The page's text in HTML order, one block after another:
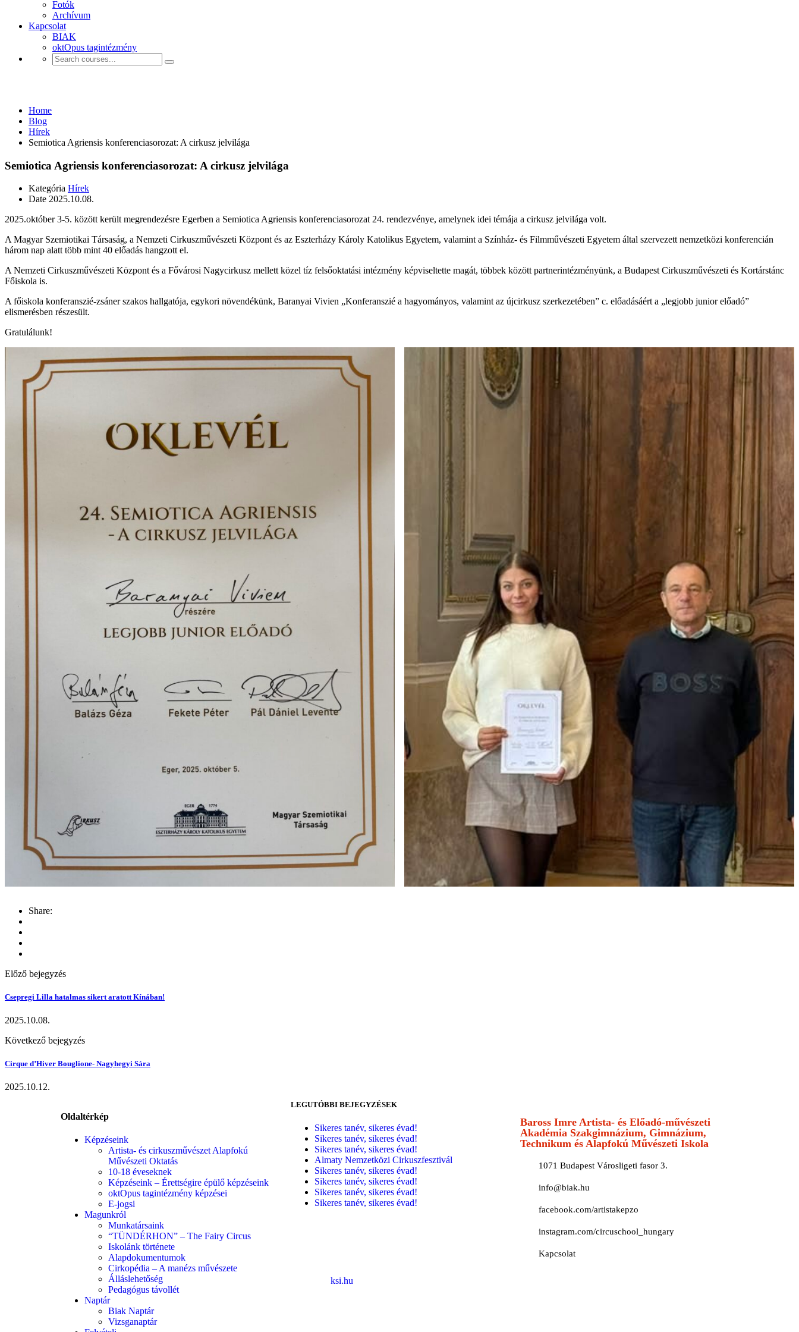
Fotók
Archívum
Kapcsolat
BIAK
oktOpus tagintézmény
Home
Blog
Hírek
Semiotica Agriensis konferenciasorozat: A cirkusz jelvilága
Semiotica Agriensis konferenciasorozat: A cirkusz jelvilága
Kategória Hírek
Date 2025.10.08.
2025.október 3-5. között került megrendezésre Egerben a Semiotica Agriensis konferenciasorozat 24. rendezvénye, amelynek idei témája a cirkusz jelvilága volt.
A Magyar Szemiotikai Társaság, a Nemzeti Cirkuszművészeti Központ és az Eszterházy Károly Katolikus Egyetem, valamint a Színház- és Filmművészeti Egyetem által szervezett nemzetközi konferencián
három nap alatt több mint 40 előadás hangzott el.
A Nemzeti Cirkuszművészeti Központ és a Fővárosi Nagycirkusz mellett közel tíz felsőoktatási intézmény képviseltette magát, többek között partnerintézményünk, a Budapest Cirkuszművészeti és Kortárstánc
Főiskola is.
A főiskola konferanszié-zsáner szakos hallgatója, egykori növendékünk, Baranyai Vivien „Konferanszié a hagyományos, valamint az újcirkusz szerkezetében” c. előadásáért a „legjobb junior előadó”
elismerésben részesült.
Gratulálunk!
Share:
Előző bejegyzés
Csepregi Lilla hatalmas sikert aratott Kínában!
2025.10.08.
Következő bejegyzés
Cirque d’Hiver Bouglione- Nagyhegyi Sára
2025.10.12.
Oldaltérkép
Képzéseink
Artista- és cirkuszművészet Alapfokú
Művészeti Oktatás
10-18 éveseknek
Képzéseink – Érettségire épülő képzéseink
oktOpus tagintézmény képzései
E-jogsi
Magunkról
Munkatársaink
“TÜNDÉRHON” – The Fairy Circus
Iskolánk története
Alapdokumentumok
Cirkopédia – A manézs művészete
Álláslehetőség
Pedagógus távollét
Naptár
Biak Naptár
Vizsganaptár
LEGUTÓBBI BEJEGYZÉSEK
Sikeres tanév, sikeres évad!
Sikeres tanév, sikeres évad!
Sikeres tanév, sikeres évad!
Almaty Nemzetközi Cirkuszfesztivál
Sikeres tanév, sikeres évad!
Sikeres tanév, sikeres évad!
Sikeres tanév, sikeres évad!
Sikeres tanév, sikeres évad!
ksi.hu
Baross Imre Artista- és Előadó-művészeti
Akadémia Szakgimnázium, Gimnázium,
Technikum és Alapfokú Művészeti Iskola
1071 Budapest Városligeti fasor 3.
info@biak.hu
facebook.com/artistakepzo
instagram.com/circuschool_hungary
Kapcsolat